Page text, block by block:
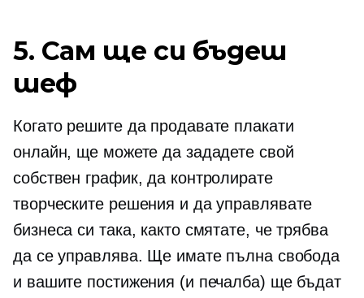
5. Сам ще си бъдеш
шеф
Когато решите да продавате плакати
онлайн, ще можете да зададете свой
собствен график, да контролирате
творческите решения и да управлявате
бизнеса си така, както смятате, че трябва
да се управлява. Ще имате пълна свобода
и вашите постижения (и печалба) ще бъдат